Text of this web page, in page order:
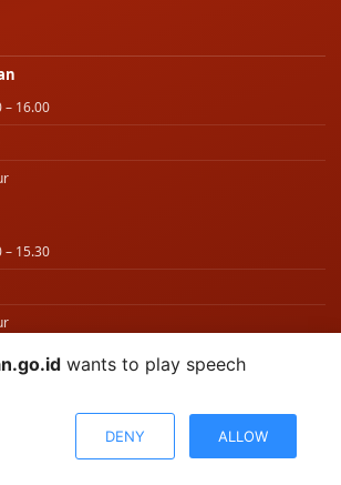
16.00
15.30
2026 PENGADILAN NEGERI TUBAN
wants to play speech
DENY ALLOW